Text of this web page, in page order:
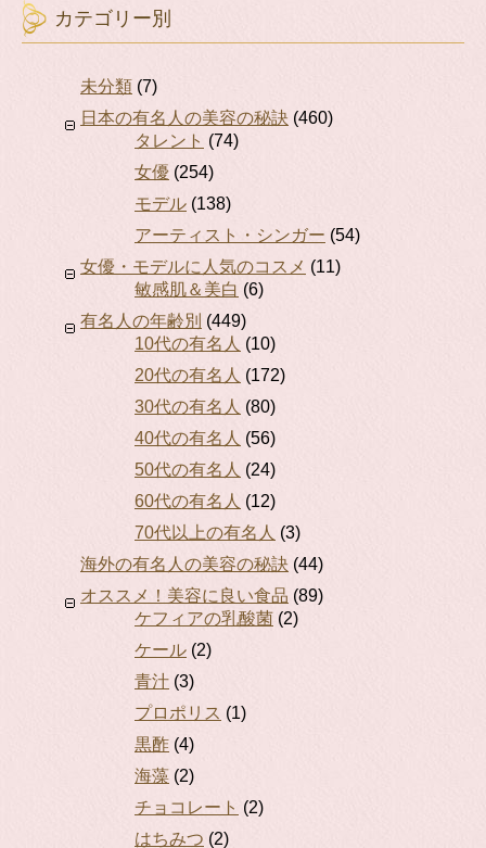
カテゴリー別
未分類 (7)
日本の有名人の美容の秘訣 (460)
タレント (74)
女優 (254)
モデル (138)
アーティスト・シンガー (54)
女優・モデルに人気のコスメ (11)
敏感肌＆美白 (6)
有名人の年齢別 (449)
10代の有名人 (10)
20代の有名人 (172)
30代の有名人 (80)
40代の有名人 (56)
50代の有名人 (24)
60代の有名人 (12)
70代以上の有名人 (3)
海外の有名人の美容の秘訣 (44)
オススメ！美容に良い食品 (89)
ケフィアの乳酸菌 (2)
ケール (2)
青汁 (3)
プロポリス (1)
黒酢 (4)
海藻 (2)
チョコレート (2)
はちみつ (2)